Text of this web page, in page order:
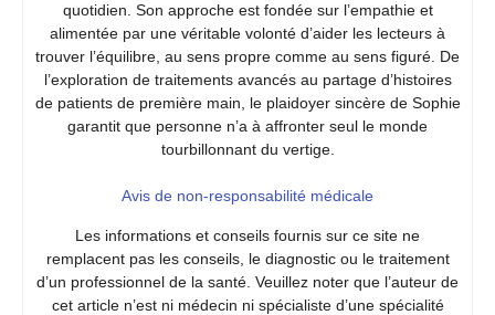
quotidien. Son approche est fondée sur l’empathie et
alimentée par une véritable volonté d’aider les lecteurs à
trouver l’équilibre, au sens propre comme au sens figuré. De
l’exploration de traitements avancés au partage d’histoires
de patients de première main, le plaidoyer sincère de Sophie
garantit que personne n’a à affronter seul le monde
tourbillonnant du vertige.
Avis de non-responsabilité médicale
Les informations et conseils fournis sur ce site ne
remplacent pas les conseils, le diagnostic ou le traitement
d’un professionnel de la santé. Veuillez noter que l’auteur de
cet article n’est ni médecin ni spécialiste d’une spécialité